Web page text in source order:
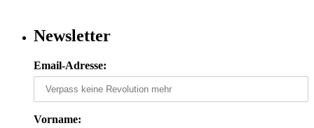
Newsletter
Email-Adresse:
Vorname: